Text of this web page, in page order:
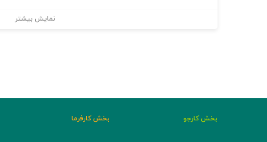
نمایش بیشتر
بخش کارجو بخش کارفرما